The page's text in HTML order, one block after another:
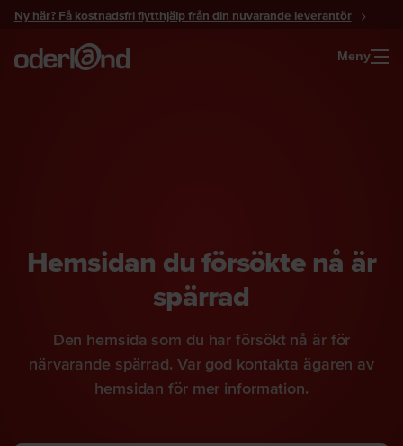
Gå
innehåll
Ny här? Få kostnadsfri flytthjälp från din nuvarande leverantör
Meny
Hemsidan du försökte nå är
spärrad
Den hemsida som du har försökt nå är för
närvarande spärrad. Var god kontakta ägaren av
hemsidan för mer information.